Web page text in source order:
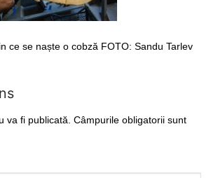
ce se naște o cobză FOTO: Sandu Tarlev
va fi publicată. Câmpurile obligatorii sunt